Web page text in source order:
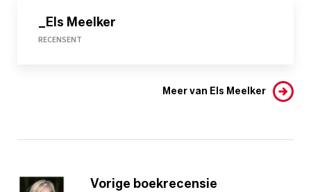
_Els Meelker
RECENSENT
Meer van Els Meelker
Vorige boekrecensie